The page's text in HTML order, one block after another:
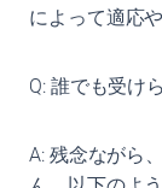
によって適応
Q: 誰でも受け
A: 残念ながら